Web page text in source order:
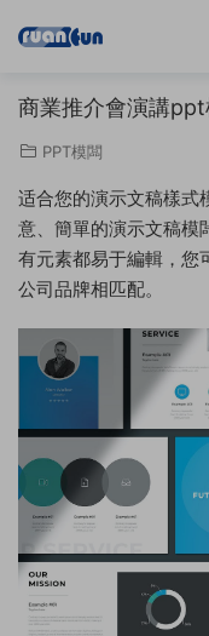
商業推介會演講ppt
PPT模闆
适合您的演示文稿樣式
意、簡單的演示文稿模
有元素都易于編輯，您
公司品牌相匹配。